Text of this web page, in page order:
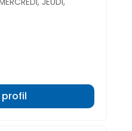
profil